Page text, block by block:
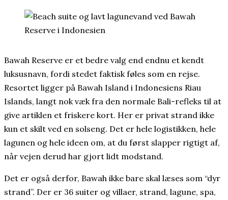
Bawah Reserve er et bedre valg end endnu et kendt
luksusnavn, fordi stedet faktisk føles som en rejse.
Resortet ligger på Bawah Island i Indonesiens Riau
Islands, langt nok væk fra den normale Bali-refleks til at
give artiklen et friskere kort. Her er privat strand ikke
kun et skilt ved en solseng. Det er hele logistikken, hele
lagunen og hele ideen om, at du først slapper rigtigt af,
når vejen derud har gjort lidt modstand.
Det er også derfor, Bawah ikke bare skal læses som “dyr
strand”. Der er 36 suiter og villaer, strand, lagune, spa,